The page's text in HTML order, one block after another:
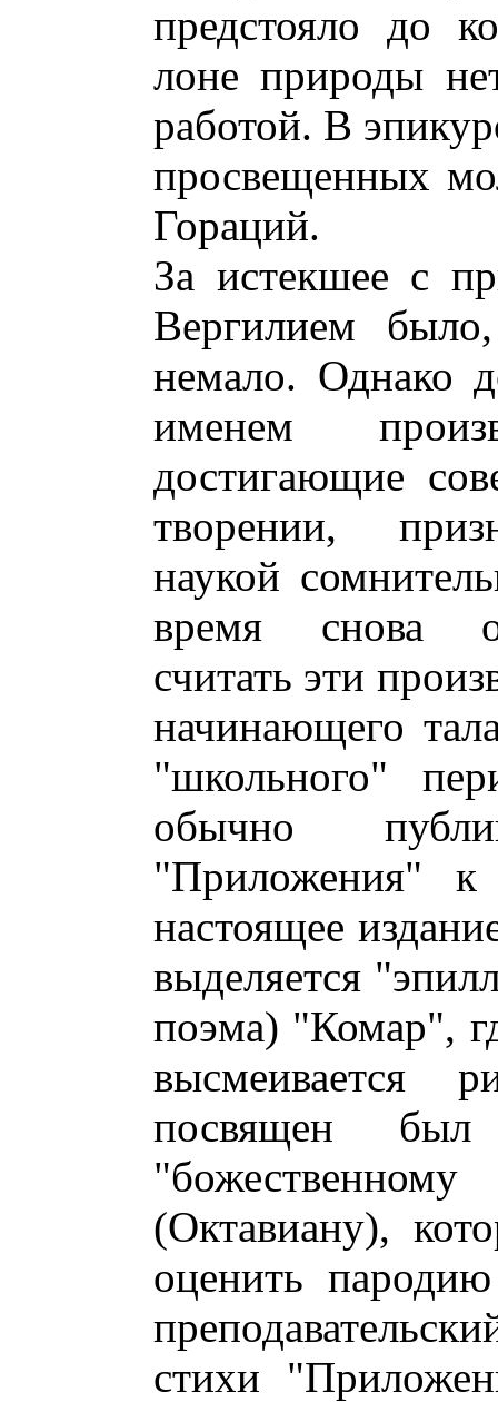
предстояло до
лоне природы
работой. В
просвещенных
Гораций.
За истекшее с
Вергилием
немало. Однако
именем
достигающие
творении,
наукой
время снова
считать эти
начинающего
"школьного"
обычно
"Приложения"
настоящее
выделяется
поэма) "Комар",
высмеивается
посвящен
(Октавиану),
оценить
стихи